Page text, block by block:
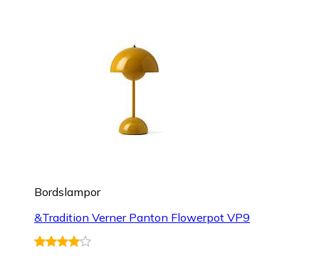
Bordslampor
&Tradition Verner Panton Flowerpot VP9